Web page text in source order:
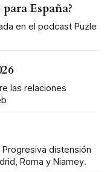
España?
en el podcast Puzle
las relaciones
Progresiva distensión
Roma y Niamey.